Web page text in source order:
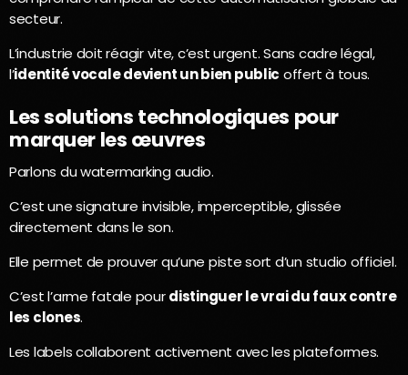
secteur.
L’industrie doit réagir vite, c’est urgent. Sans cadre légal,
l’identité vocale devient un bien public offert à tous.
Les solutions technologiques pour
marquer les œuvres
Parlons du watermarking audio.
C’est une signature invisible, imperceptible, glissée
directement dans le son.
Elle permet de prouver qu’une piste sort d’un studio officiel.
C’est l’arme fatale pourdistinguer le vrai du faux contre
les clones.
Les labels collaborent activement avec les plateformes.